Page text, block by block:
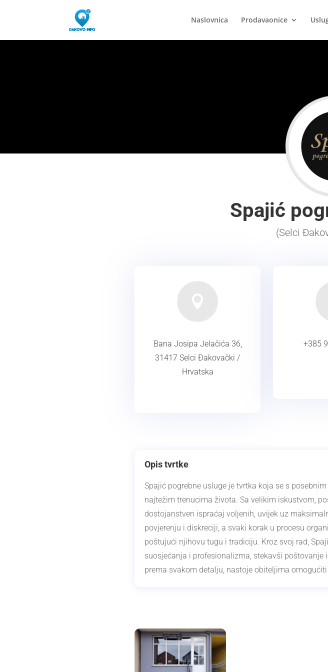
Naslovnica Prodavaonice
Spajić
(Selci
Bana Josipa Jelačića 36,
31417 Selci Đakovački /
Hrvatska
+385
Opis tvrtke
Spajić pogrebne usluge je tvrtka koja se s
najtežim trenucima života. Sa velikim iskustvom,
dostojanstven ispraćaj voljenih, uvijek uz
povjerenju i diskreciji, a svaki korak u procesu
poštujući njihovu tugu i tradiciju. Kroz svoj rad,
suosjećanja i profesionalizma, stekavši
prema svakom detalju, nastoje obiteljima